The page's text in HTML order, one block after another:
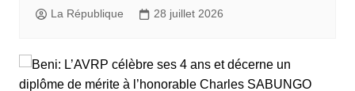
La République 28 juillet 2026